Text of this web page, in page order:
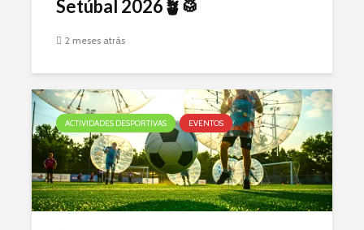
Setúbal 2026🪴🥁
2 meses atrás
ACTIVIDADES DESPORTIVAS EVENTOS